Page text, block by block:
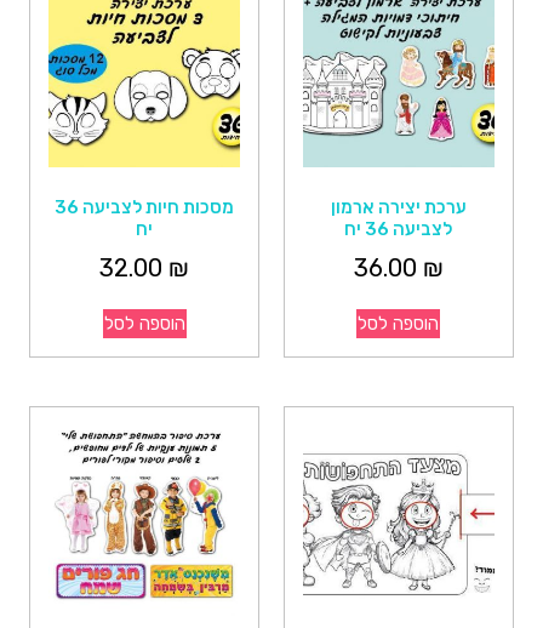
ערכת יצירה ארמון
לצביעה 36 יח
36.00 ₪
הוספה לסל
מסכות חיות לצביעה 36
יח
32.00 ₪
הוספה לסל